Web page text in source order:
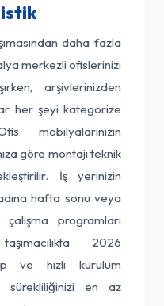
daha fazla
merkezli ofislerinizi
arşivlerinizden
her şeyi kategorize
mobilyalarınızın
göre montajı teknik
İş yerinizin
hafta sonu veya
programları
2026
ve hızlı kurulum
sürekliliğinizi en az